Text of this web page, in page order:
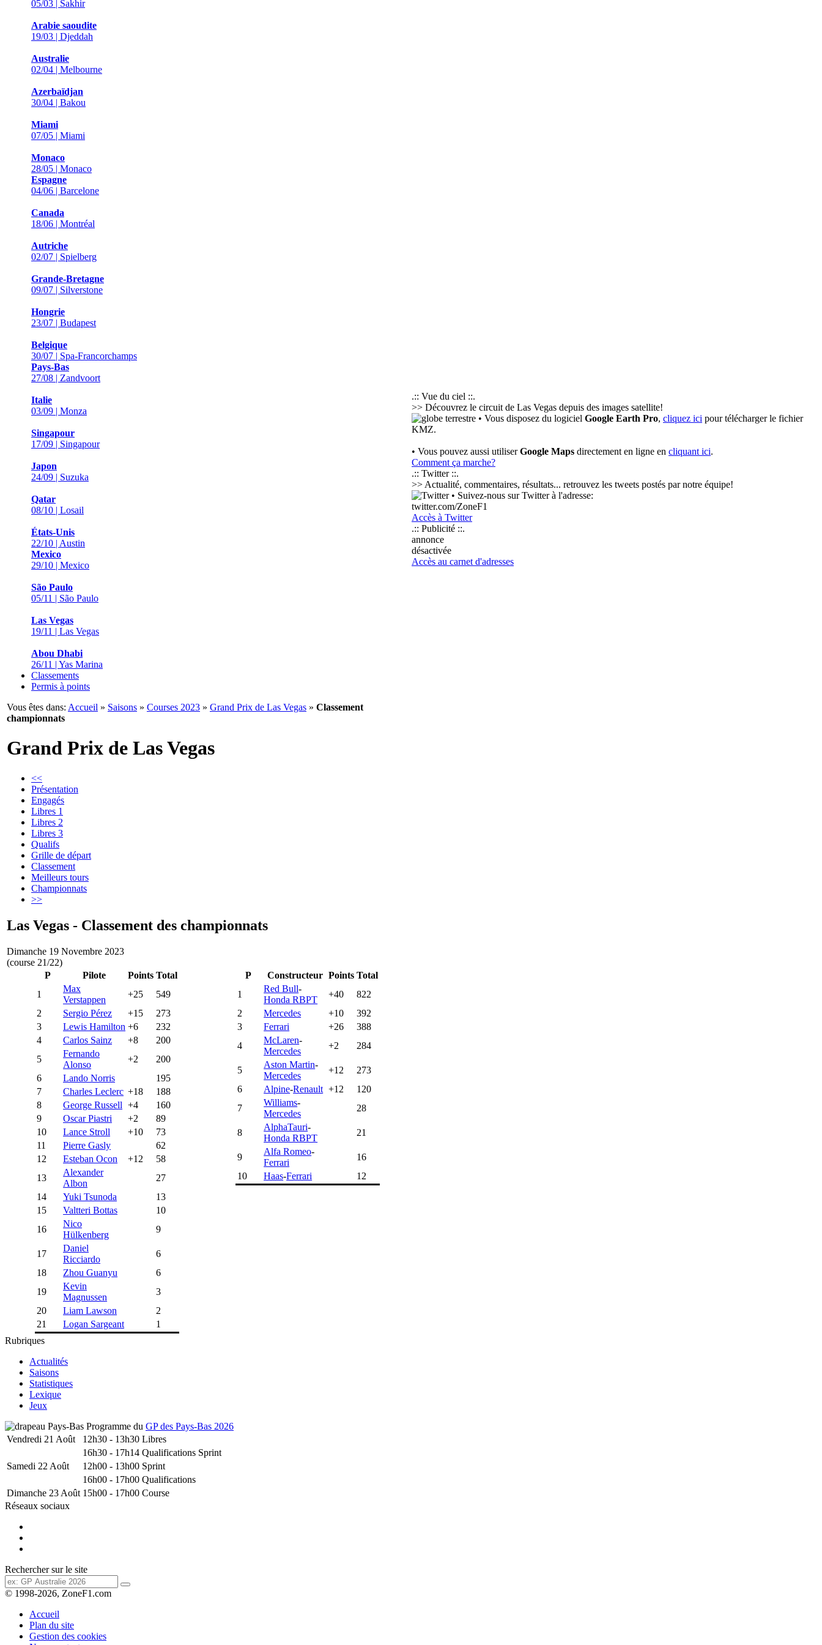
05/03 | Sakhir
Arabie saoudite
19/03 | Djeddah
Australie
02/04 | Melbourne
Azerbaïdjan
30/04 | Bakou
Miami
07/05 | Miami
Monaco
28/05 | Monaco
Espagne
04/06 | Barcelone
Canada
18/06 | Montréal
Autriche
02/07 | Spielberg
Grande-Bretagne
09/07 | Silverstone
Hongrie
23/07 | Budapest
Belgique
30/07 | Spa-Francorchamps
Pays-Bas
27/08 | Zandvoort
Italie
03/09 | Monza
Singapour
17/09 | Singapour
Japon
24/09 | Suzuka
Qatar
08/10 | Losail
États-Unis
22/10 | Austin
Mexico
29/10 | Mexico
São Paulo
05/11 | São Paulo
Las Vegas
19/11 | Las Vegas
Abou Dhabi
26/11 | Yas Marina
Classements
Permis à points
Vous êtes dans: Accueil » Saisons » Courses 2023 » Grand Prix de Las Vegas » Classement
championnats
Grand Prix de Las Vegas
<<
Présentation
Engagés
Libres 1
Libres 2
Libres 3
Qualifs
Grille de départ
Classement
Meilleurs tours
Championnats
>>
Las Vegas - Classement des championnats
Dimanche 19 Novembre 2023
(course 21/22)
P
Pilote Points Total
1
Max
Verstappen
+25
549
2
Sergio Pérez +15
273
3
Lewis Hamilton +6
232
4
Carlos Sainz +8
200
5
Fernando
Alonso
+2
200
6
Lando Norris
195
7
Charles Leclerc +18
188
8
George Russell +4
160
9
Oscar Piastri +2
89
10
Lance Stroll +10
73
11
Pierre Gasly
62
12
Esteban Ocon +12
58
13
Alexander
Albon
27
14
Yuki Tsunoda
13
15
Valtteri Bottas
10
16
Nico
Hülkenberg
9
17
Daniel
Ricciardo
6
18
Zhou Guanyu
6
19
Kevin
Magnussen
3
20
Liam Lawson
2
21
Logan Sargeant 1
P Constructeur Points Total
1
Red Bull-
Honda RBPT
+40
822
2
Mercedes +10
392
3
Ferrari +26
388
4
McLaren-
Mercedes
+2 284
5
Aston Martin-
Mercedes
+12
273
6
Alpine-Renault +12
120
7
Williams-
Mercedes
28
8
AlphaTauri-
Honda RBPT
21
9
Alfa Romeo-
Ferrari
16
10
Haas-Ferrari 12
.:: Vue du ciel ::.
>> Découvrez le circuit de Las Vegas depuis des images satellite!
• Vous disposez du logiciel Google Earth Pro, cliquez ici pour télécharger le fichier
KMZ.
• Vous pouvez aussi utiliserGoogle Maps directement en ligne en cliquant ici.
Comment ça marche?
.:: Twitter ::.
>> Actualité, commentaires, résultats... retrouvez les tweets postés par notre équipe!
• Suivez-nous sur Twitter à l'adresse:
twitter.com/ZoneF1
Accès à Twitter
.:: Publicité ::.
annonce
désactivée
Accès au carnet d'adresses
Rubriques
Actualités
Saisons
Statistiques
Lexique
Jeux
Programme du GP des Pays-Bas 2026
Vendredi 21 Août
12h30 - 13h30 Libres
16h30 - 17h14 Qualifications Sprint
Samedi 22 Août
12h00 - 13h00 Sprint
16h00 - 17h00 Qualifications
Dimanche 23 Août 15h00 - 17h00 Course
Réseaux sociaux
Rechercher sur le site
© 1998-2026, ZoneF1.com
Accueil
Plan du site
Gestion des cookies